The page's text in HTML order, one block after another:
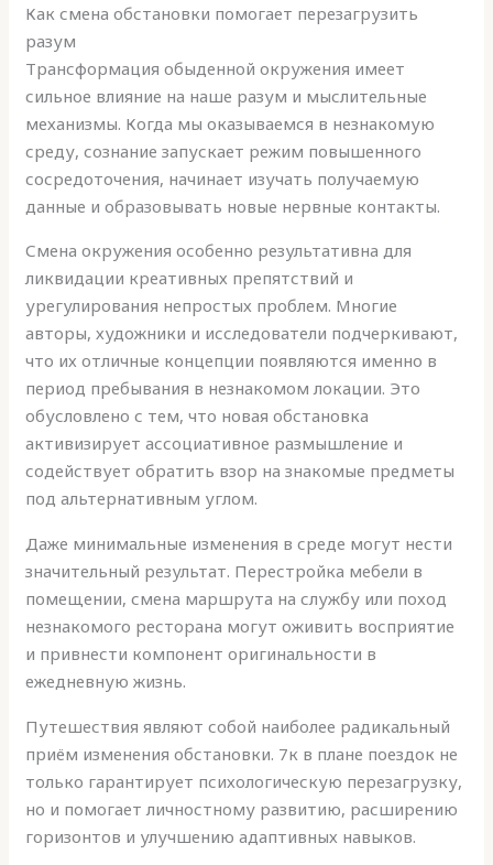
Как смена обстановки помогает перезагрузить
разум
Трансформация обыденной окружения имеет
сильное влияние на наше разум и мыслительные
механизмы. Когда мы оказываемся в незнакомую
среду, сознание запускает режим повышенного
сосредоточения, начинает изучать получаемую
данные и образовывать новые нервные контакты.
Смена окружения особенно результативна для
ликвидации креативных препятствий и
урегулирования непростых проблем. Многие
авторы, художники и исследователи подчеркивают,
что их отличные концепции появляются именно в
период пребывания в незнакомом локации. Это
обусловлено с тем, что новая обстановка
активизирует ассоциативное размышление и
содействует обратить взор на знакомые предметы
под альтернативным углом.
Даже минимальные изменения в среде могут нести
значительный результат. Перестройка мебели в
помещении, смена маршрута на службу или поход
незнакомого ресторана могут оживить восприятие
и привнести компонент оригинальности в
ежедневную жизнь.
Путешествия являют собой наиболее радикальный
приём изменения обстановки. 7к в плане поездок не
только гарантирует психологическую перезагрузку,
но и помогает личностному развитию, расширению
горизонтов и улучшению адаптивных навыков.